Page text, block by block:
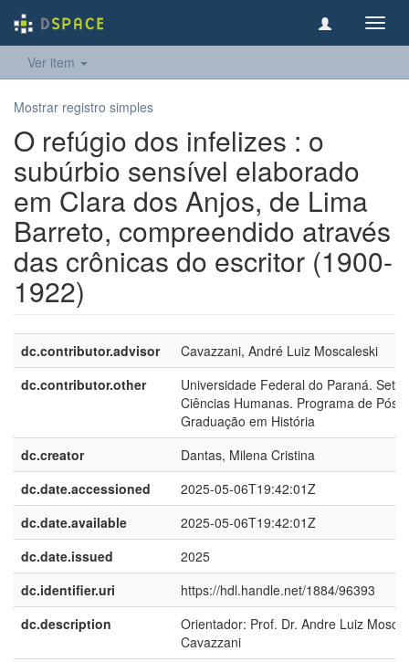
Ver item
Mostrar registro simples
O refúgio dos infelizes : o
subúrbio sensível elaborado
em Clara dos Anjos, de Lima
Barreto, compreendido através
das crônicas do escritor (1900-
1922)
dc.contributor.advisor
Cavazzani, André Luiz Moscaleski
dc.contributor.other
Universidade Federal do Paraná.
Ciências Humanas. Programa de Pós-
Graduação em História
dc.creator
Dantas, Milena Cristina
dc.date.accessioned
2025-05-06T19:42:01Z
dc.date.available
2025-05-06T19:42:01Z
dc.date.issued
2025
dc.identifier.uri
https://hdl.handle.net/1884/96393
dc.description
Orientador: Prof. Dr. Andre Luiz
Cavazzani